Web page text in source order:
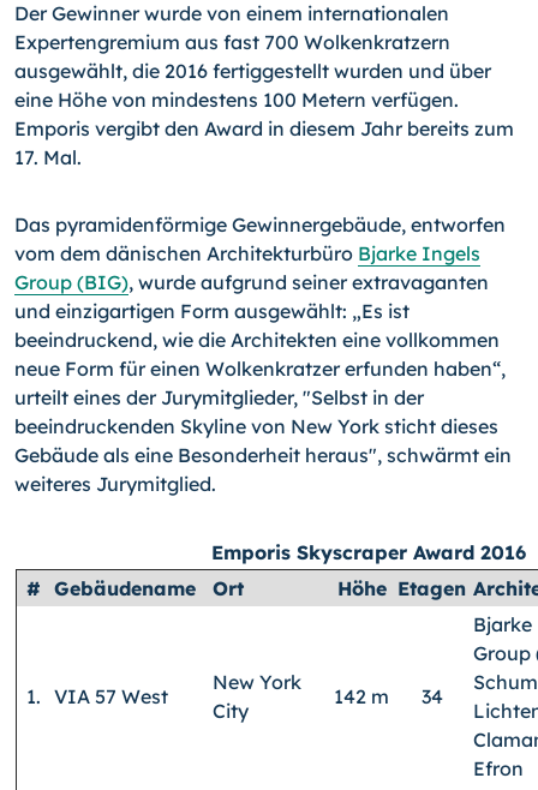
Der Gewinner wurde von einem internationalen
Expertengremium aus fast 700 Wolkenkratzern
ausgewählt, die 2016 fertiggestellt wurden und über
eine Höhe von mindestens 100 Metern verfügen.
Emporis vergibt den Award in diesem Jahr bereits zum
17. Mal.
Das pyramidenförmige Gewinnergebäude, entworfen
vom dem dänischen Architekturbüro Bjarke Ingels
Group (BIG), wurde aufgrund seiner extravaganten
und einzigartigen Form ausgewählt: „Es ist
beeindruckend, wie die Architekten eine vollkommen
neue Form für einen Wolkenkratzer erfunden haben“,
urteilt eines der Jurymitglieder, "Selbst in der
beeindruckenden Skyline von New York sticht dieses
Gebäude als eine Besonderheit heraus", schwärmt ein
weiteres Jurymitglied.
Emporis Skyscraper Award 2016
# Gebäudename Ort Höhe Etagen
1. VIA 57 West
New York
City
142 m 34
Group
Efron